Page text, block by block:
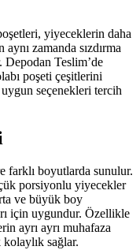
yiyeceklerin daha
zamanda sızdırma
Depodan Teslim’de
poşeti çeşitlerini
seçenekleri tercih
farklı boyutlarda sunulur.
porsiyonlu yiyecekler
ve büyük boy
için uygundur. Özellikle
ayrı ayrı muhafaza
sağlar.